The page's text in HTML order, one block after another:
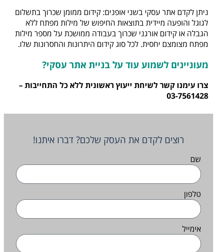
ניתן לקדם אתר עסקי בשני אופנים: קידום ממומן שכרוך בתשלום
לגוגל והופעה מיידית בתוצאות החיפוש של מילות מפתח ללא
הגבלה או קידום אורגני שכרוך בעבודה ממושכת על מספר מילות
מפתח מצומצם יחסית. לכל סוג קידום היתרונות והחסרונות שלו.
מעוניינים לשמוע עוד על בניית אתר עסקי?
צרו עימנו קשר לשיחת ייעוץ ראשונית ללא כל התחייבות –
03-7561428
רוצים לקדם את העסק שלכם? דברו איתנו!
שם
טלפון
אימייל